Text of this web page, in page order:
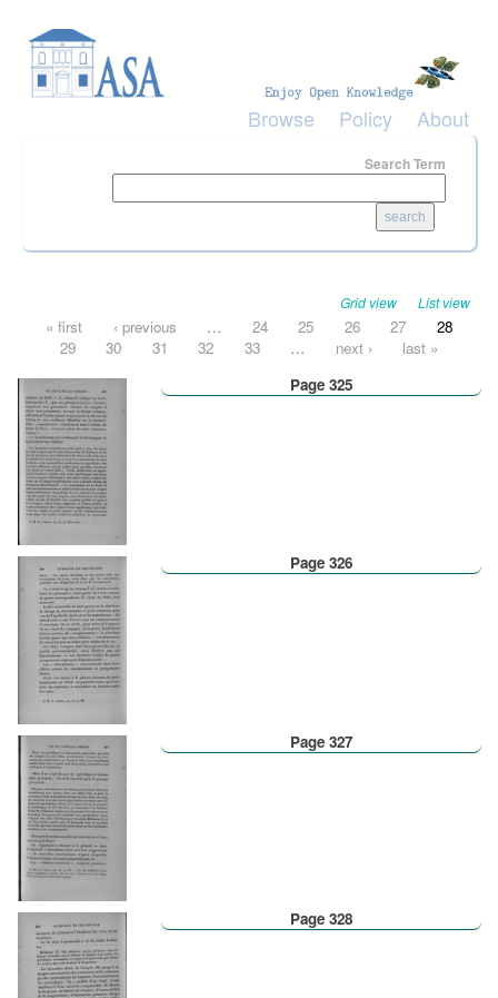
Browse Policy About
Search Term
Grid view List view
Pages
« first ‹ previous … 24 25 26 27
28
29
30 31 32 33 … next ›
last »
Page 325
Page 326
Page 327
Page 328